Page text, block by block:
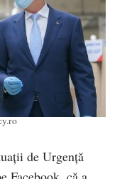
de Urgență